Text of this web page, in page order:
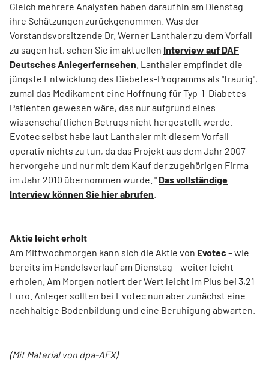
Gleich mehrere Analysten haben daraufhin am Dienstag
ihre Schätzungen zurückgenommen. Was der
Vorstandsvorsitzende Dr. Werner Lanthaler zu dem Vorfall
zu sagen hat, sehen Sie im aktuellen Interview auf DAF
Deutsches Anlegerfernsehen . Lanthaler empfindet die
jüngste Entwicklung des Diabetes-Programms als "traurig",
zumal das Medikament eine Hoffnung für Typ-1-Diabetes-
Patienten gewesen wäre, das nur aufgrund eines
wissenschaftlichen Betrugs nicht hergestellt werde.
Evotec selbst habe laut Lanthaler mit diesem Vorfall
operativ nichts zu tun, da das Projekt aus dem Jahr 2007
hervorgehe und nur mit dem Kauf der zugehörigen Firma
im Jahr 2010 übernommen wurde. " Das vollständige
Interview können Sie hier abrufen
Aktie leicht erholt
Am Mittwochmorgen kann sich die Aktie von Evotec – wie
bereits im Handelsverlauf am Dienstag – weiter leicht
erholen. Am Morgen notiert der Wert leicht im Plus bei 3,21
Euro. Anleger sollten bei Evotec nun aber zunächst eine
nachhaltige Bodenbildung und eine Beruhigung abwarten.
(Mit Material von dpa-AFX)